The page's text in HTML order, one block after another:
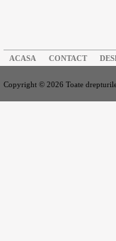
ACASA CONTACT
Copyright © 2026 Toate